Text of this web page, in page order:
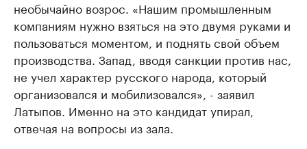
необычайно возрос. «Нашим промышленным
компаниям нужно взяться на это двумя руками и
пользоваться моментом, и поднять свой объем
производства. Запад, вводя санкции против нас,
не учел характер русского народа, который
организовался и мобилизовался», - заявил
Латыпов. Именно на это кандидат упирал,
отвечая на вопросы из зала.